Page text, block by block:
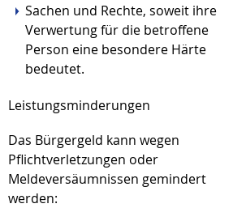
Sachen und Rechte, soweit ihre
Verwertung für die betroffene
Person eine besondere Härte
bedeutet.
Leistungsminderungen
Das Bürgergeld kann wegen
Pflichtverletzungen oder
Meldeversäumnissen gemindert
werden: